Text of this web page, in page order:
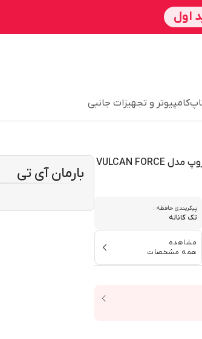
کامپیوتر و تجهیزات جانبی
رم دسکتاپ DDR4 تک کاناله 2400 مگاهرتز CL16 تیم گروپ مدل VULCAN FORCE
پیکربندی حافظه :
تک کاناله
مشاهده
همه مشخصات
بارمان آی تی